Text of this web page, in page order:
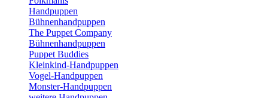
Handpuppen
Bühnenhandpuppen
The Puppet Company
Bühnenhandpuppen
Puppet Buddies
Kleinkind-Handpuppen
Vogel-Handpuppen
Monster-Handpuppen